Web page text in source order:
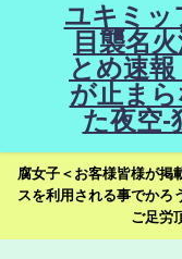
ユキミッ
目襲名
とめ速
が止ま
た夜空-
腐女子＜お客様皆様が掲
スを利用される事でかろ
ご足労